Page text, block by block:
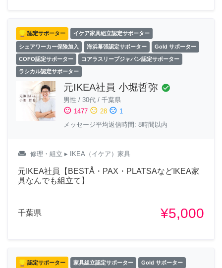
認定サポーター イケア家具組立認定サポーター
シェアワーカー保険加入 海浜幕張認定サポーター Gold サポーター
COFO認定サポーター コアラスリープジャパン認定サポーター
ラシカル認定サポーター
元IKEA社員 小堀哲弥 check_circle
男性 / 30代 / 千葉県
sentiment_satisfied 1477 sentiment_neutral 28 sentiment_dissatisfied 1
メッセージ平均返信時間: 8時間以内
weekend 修理・組立 ▸ IKEA（イケア）家具
元IKEA社員【BESTÅ・PAX・PLATSAなどIKEA家
具なんでも組立て】
千葉県 ¥5,000
認定サポーター 家具組立認定サポーター Gold サポーター